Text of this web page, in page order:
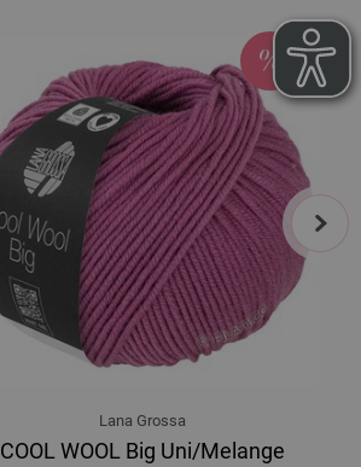
Lana Grossa
COOL WOOL Big Uni/Melange
next